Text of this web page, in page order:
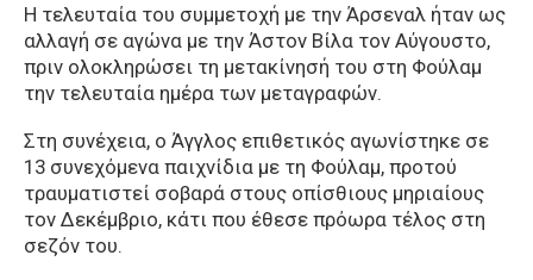
Η τελευταία του συμμετοχή με την Άρσεναλ ήταν ως
αλλαγή σε αγώνα με την Άστον Βίλα τον Αύγουστο,
πριν ολοκληρώσει τη μετακίνησή του στη Φούλαμ
την τελευταία ημέρα των μεταγραφών.
Στη συνέχεια, ο Άγγλος επιθετικός αγωνίστηκε σε
13 συνεχόμενα παιχνίδια με τη Φούλαμ, προτού
τραυματιστεί σοβαρά στους οπίσθιους μηριαίους
τον Δεκέμβριο, κάτι που έθεσε πρόωρα τέλος στη
σεζόν του.